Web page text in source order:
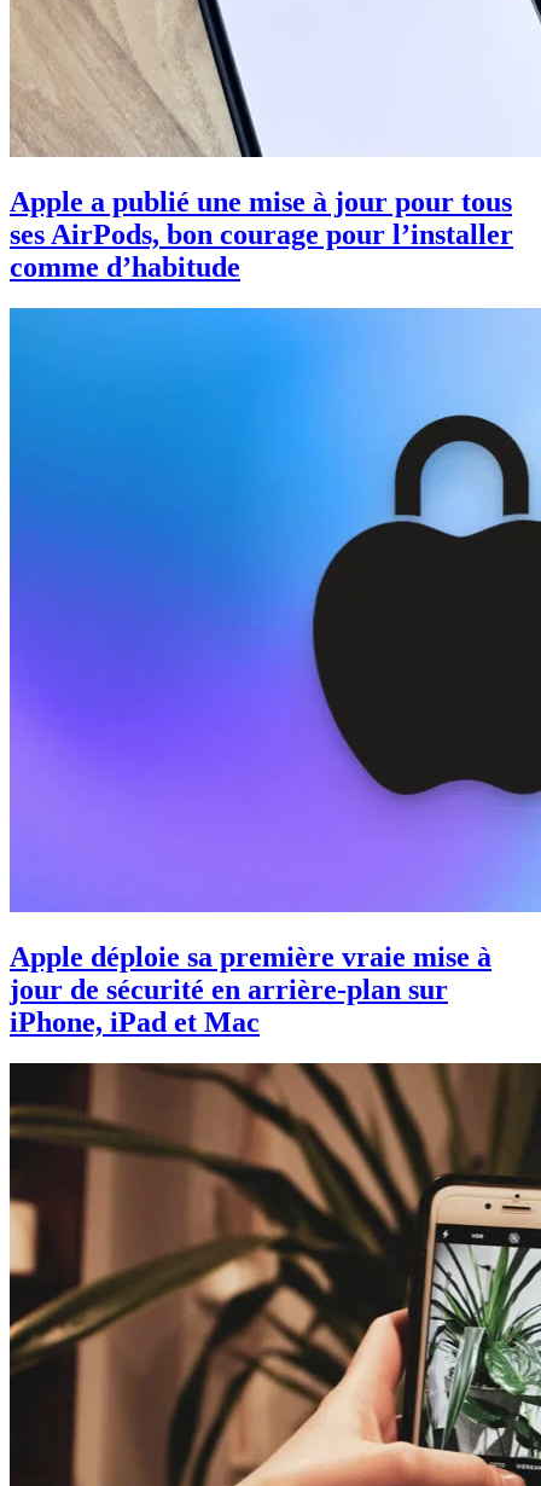
Apple a publié une mise à jour pour tous
ses AirPods, bon courage pour l’installer
comme d’habitude
Apple déploie sa première vraie mise à
jour de sécurité en arrière-plan sur
iPhone, iPad et Mac